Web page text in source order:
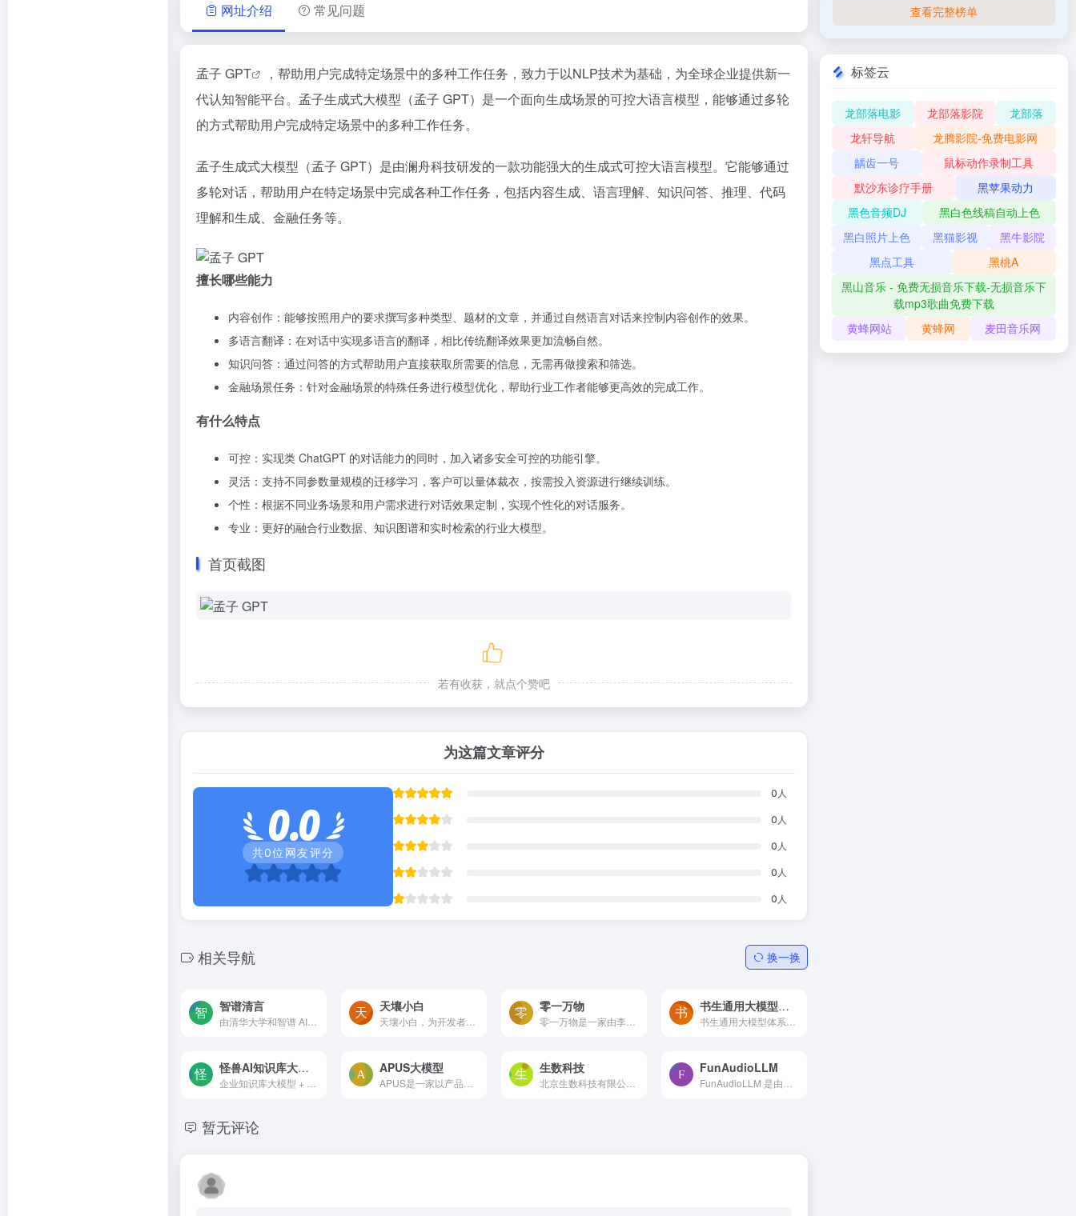
网址介绍 常见问题
孟子 GPT
，帮助用户完成特定场景中的多种工作任务，致力于以NLP技术为基础，为全球企业提供新一
代认知智能平台。孟子生成式大模型（孟子 GPT）是一个面向生成场景的可控大语言模型，能够通过多轮
的方式帮助用户完成特定场景中的多种工作任务。
孟子生成式大模型（孟子 GPT）是由澜舟科技研发的一款功能强大的生成式可控大语言模型。它能够通过
多轮对话，帮助用户在特定场景中完成各种工作任务，包括内容生成、语言理解、知识问答、推理、代码
理解和生成、金融任务等。
擅长哪些能力
内容创作：能够按照用户的要求撰写多种类型、题材的文章，并通过自然语言对话来控制内容创作的效果。
多语言翻译：在对话中实现多语言的翻译，相比传统翻译效果更加流畅自然。
知识问答：通过问答的方式帮助用户直接获取所需要的信息，无需再做搜索和筛选。
金融场景任务：针对金融场景的特殊任务进行模型优化，帮助行业工作者能够更高效的完成工作。
有什么特点
可控：实现类 ChatGPT 的对话能力的同时，加入诸多安全可控的功能引擎。
灵活：支持不同参数量规模的迁移学习，客户可以量体裁衣，按需投入资源进行继续训练。
个性：根据不同业务场景和用户需求进行对话效果定制，实现个性化的对话服务。
专业：更好的融合行业数据、知识图谱和实时检索的行业大模型。
首页截图
若有收获，就点个赞吧
为这篇文章评分
0.0
共0位网友评分
0 人
0 人
0 人
0 人
0 人
相关导航 换一换
智谱清言 天壤小白 零一万物 书生通用大模型体系
怪兽AI知识库大模型 APUS大模型 生数科技 FunAudioLLM
暂无评论
查看完整榜单
标签云
龙部落电影 龙部落影院
龙部落
龙轩导航
龙腾影院-免费电影网
龋齿一号
鼠标动作录制工具
默沙东诊疗手册
黑苹果动力
黑色音频DJ
黑白色线稿自动上色
黑白照片上色
黑猫影视
黑牛影院
黑点工具
黑桃A
黑山音乐 - 免费无损音乐下载-无损音乐下
载mp3歌曲免费下载
黄蜂网站
黄蜂网 麦田音乐网